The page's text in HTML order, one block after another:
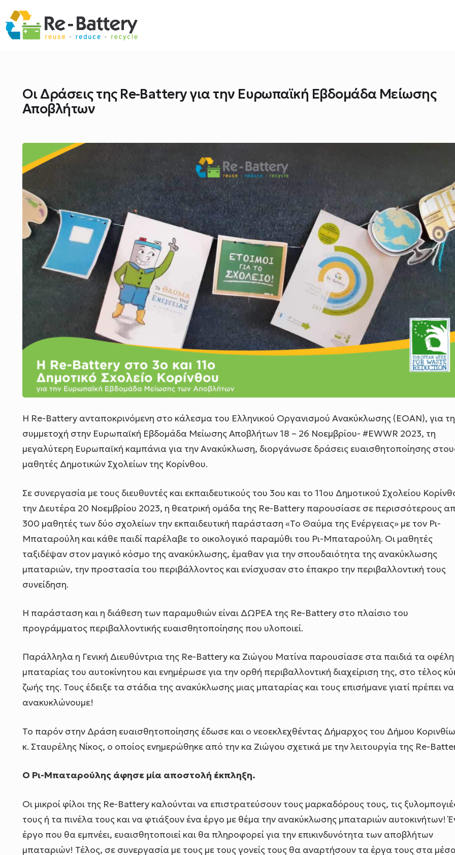
Οι Δράσεις της Re-Battery για την Ευρωπαϊκή Εβδομάδα Μείωσης
Αποβλήτων
H Re-Battery ανταποκρινόμενη στο κάλεσμα του Ελληνικού Οργανισμού Ανακύκλωσης (ΕΟΑΝ), για
συμμετοχή στην Ευρωπαϊκή Εβδομάδα Μείωσης Αποβλήτων 18 – 26 Νοεμβρίου- #EWWR 2023, τη
μεγαλύτερη Ευρωπαϊκή καμπάνια για την Ανακύκλωση, διοργάνωσε δράσεις ευαισθητοποίησης
μαθητές Δημοτικών Σχολείων της Κορίνθου.
Σε συνεργασία με τους διευθυντές και εκπαιδευτικούς του 3ου και το 11ου Δημοτικού Σχολείου
την Δευτέρα 20 Νοεμβρίου 2023, η θεατρική ομάδα της Re-Battery παρουσίασε σε περισσότερους
300 μαθητές των δύο σχολείων την εκπαιδευτική παράσταση «Το Θαύμα της Ενέργειας» με τον Ρι-
Μπαταρούλη και κάθε παιδί παρέλαβε το οικολογικό παραμύθι του Ρι-Μπαταρούλη. Οι μαθητές
ταξιδέψαν στον μαγικό κόσμο της ανακύκλωσης, έμαθαν για την σπουδαιότητα της ανακύκλωσης
μπαταριών, την προστασία του περιβάλλοντος και ενίσχυσαν στο έπακρο την περιβαλλοντική τους
συνείδηση.
Η παράσταση και η διάθεση των παραμυθιών είναι ΔΩΡΕΑ της Re-Battery στο πλαίσιο του
προγράμματος περιβαλλοντικής ευαισθητοποίησης που υλοποιεί.
Παράλληλα η Γενική Διευθύντρια της Re-Battery κα Ζιώγου Ματίνα παρουσίασε στα παιδιά τα οφέλη
μπαταρίας του αυτοκίνητου και ενημέρωσε για την ορθή περιβαλλοντική διαχείριση της, στο τέλος
ζωής της. Τους έδειξε τα στάδια της ανακύκλωσης μιας μπαταρίας και τους επισήμανε γιατί πρέπει να
ανακυκλώνουμε!
Το παρόν στην Δράση ευαισθητοποίησης έδωσε και ο νεοεκλεχθέντας Δήμαρχος του Δήμου
κ. Σταυρέλης Νίκος, ο οποίος ενημερώθηκε από την κα Ζιώγου σχετικά με την λειτουργία της Re-
Ο Ρι-Mπαταρούλης άφησε μία αποστολή έκπληξη.
Οι μικροί φίλοι της Re-Battery καλούνται να επιστρατεύσουν τους μαρκαδόρους τους, τις
τους ή τα πινέλα τους και να φτιάξουν ένα έργο με θέμα την ανακύκλωσης μπαταριών αυτοκινήτων!
έργο που θα εμπνέει, ευαισθητοποιεί και θα πληροφορεί για την επικινδυνότητα των αποβλήτων
μπαταριών! Τέλος, σε συνεργασία με τους με τους γονείς τους θα αναρτήσουν τα έργα τους στα